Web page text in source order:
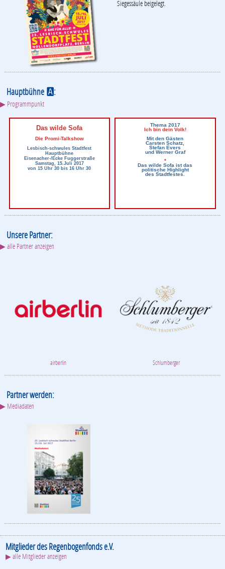
Siegessäule beigelegt.
HauptbühneA:
▶ Programmpunkt
Das wilde Sofa
Die Promi-Talkshow
Lesbisch-schwules Stadtfest
Hauptbühne
Eisenacher-/Ecke Fuggerstraße
Samstag, 15.Juli 2017
von 15 Uhr 30 bis 16 Uhr 30
Thema 2017
Ich bin dein Volk!
Mit den Gästen
Carsten Schatz,
Stefan Evers
und Werner Graf
*
Das wilde Sofa ist das
politische Highlight
des Stadtfestes.
Unsere Partner:
▶ alle Partner anzeigen
airberlin Schlumberger
Partner werden:
▶ Mediadaten
Mitglieder des Regenbogenfonds e.V.
▶ alle Mitglieder anzeigen